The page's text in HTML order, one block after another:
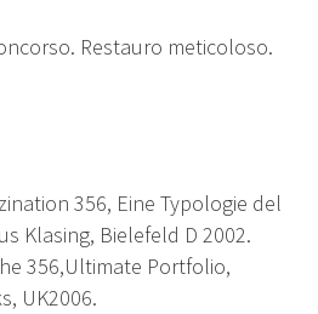
Restauro meticoloso.
356, Eine Typologie del
Klasing, Bielefeld D 2002.
356,Ultimate Portfolio,
UK2006.